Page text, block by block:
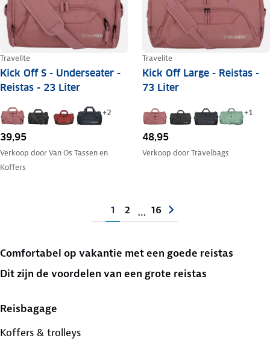
Travelite
Kick Off S - Underseater -
Reistas - 23 Liter
+2
39,95
Verkoop doorVan Os Tassen en
Koffers
Travelite
Kick Off Large - Reistas -
73 Liter
+1
48,95
Verkoop doorTravelbags
1 2 … 16
Comfortabel op vakantie met een goede reistas
Dit zijn de voordelen van een grote reistas
Reisbagage
Koffers & trolleys